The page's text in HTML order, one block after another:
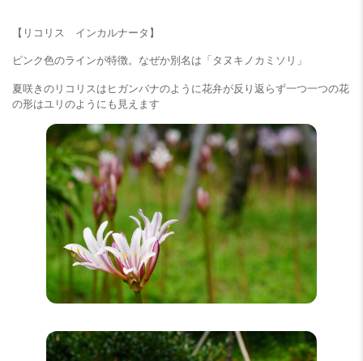
【リコリス インカルナータ】
ピンク色のラインが特徴。なぜか別名は「タヌキノカミソリ」
夏咲きのリコリスはヒガンバナのように花弁が反り返らず一つ一つの花
の形はユリのようにも見えます